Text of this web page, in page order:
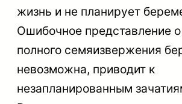
жизнь и не планирует
Ошибочное представление о
полного семяизвержения
невозможна, приводит к
незапланированным